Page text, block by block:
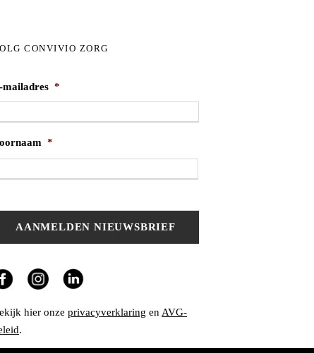
CONVIVIO ZORG
mailadres *
*
hier onze privacyverklaring en AVG-
.